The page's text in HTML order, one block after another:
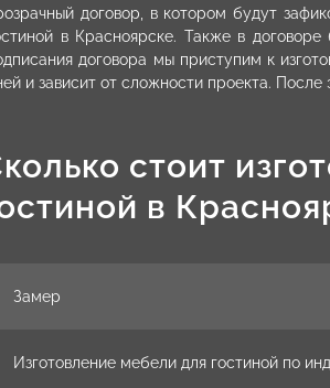
договор, в котором будут
в Красноярске. Также в
договора мы приступим к
и зависит от сложности проекта.
стоит
в
Замер
Изготовление мебели для гостиной по